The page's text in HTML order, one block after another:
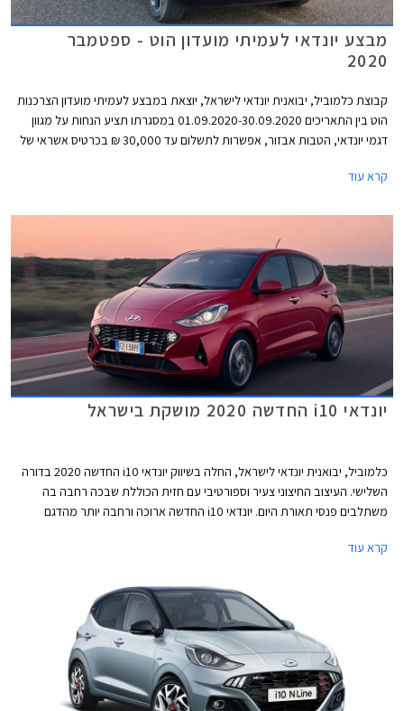
מבצע יונדאי לעמיתי מועדון הוט - ספטמבר
2020
קבוצת כלמוביל, יבואנית יונדאי לישראל, יוצאת במבצע לעמיתי מועדון הצרכנות
הוט בין התאריכים 01.09.2020-30.09.2020 במסגרתו תציע הנחות על מגוון
דגמי יונדאי, הטבות אבזור, אפשרות לתשלום עד 30,000 ₪ בכרטיס אשראי של
מרכזי המכירה של יונדאי הפרושים ברחבי הארץ.
קרא עוד
יונדאי i10 החדשה 2020 מושקת בישראל
כלמוביל, יבואנית יונדאי לישראל, החלה בשיווק יונדאי i10 החדשה 2020 בדורה
השלישי. העיצוב החיצוני צעיר וספורטיבי עם חזית הכוללת שבכה רחבה בה
משתלבים פנסי תאורת היום. יונדאי i10 החדשה ארוכה ורחבה יותר מהדגם
קרא עוד